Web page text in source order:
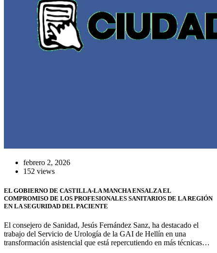
febrero 2, 2026
152 views
EL GOBIERNO DE CASTILLA-LA MANCHA ENSALZA EL
COMPROMISO DE LOS PROFESIONALES SANITARIOS DE LA REGIÓN
EN LA SEGURIDAD DEL PACIENTE
El consejero de Sanidad, Jesús Fernández Sanz, ha destacado el
trabajo del Servicio de Urología de la GAI de Hellín en una
transformación asistencial que está repercutiendo en más técnicas…